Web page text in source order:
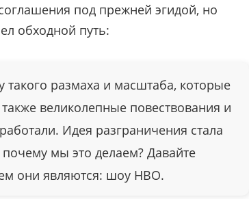
под прежней эгидой, но
обходной путь:
размаха и масштаба, которые
великолепные повествования и
Идея разграничения стала
мы это делаем? Давайте
они являются: шоу HBO.